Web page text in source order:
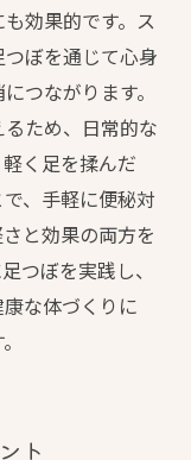
効果的です。ス
ぼを通じて心身
つながります。
ため、日常的な
く足を揉んだ
、手軽に便秘対
と効果の両方を
つぼを実践し、
な体づくりに
ト